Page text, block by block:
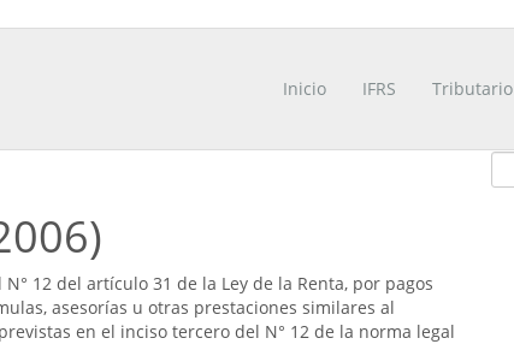
Inicio IFRS Tributario
12 del artículo 31 de la Ley de la Renta, por pagos
asesorías u otras prestaciones similares al
en el inciso tercero del N° 12 de la norma legal